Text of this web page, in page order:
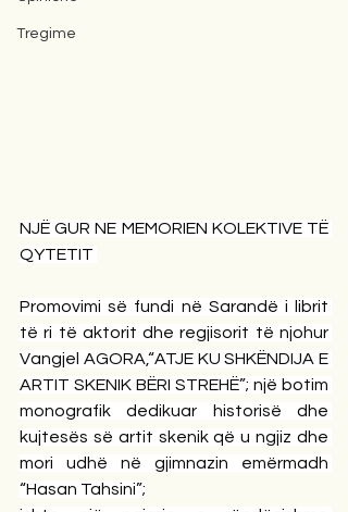
Tregime
NJË GUR NE MEMORIEN KOLEKTIVE TË
QYTETIT
Promovimi së fundi në Sarandë i librit
të ri të aktorit dhe regjisorit të njohur
Vangjel AGORA,“ATJE KU SHKËNDIJA E
ARTIT SKENIK BËRI STREHË”; një botim
monografik dedikuar historisë dhe
kujtesës së artit skenik që u ngjiz dhe
mori udhë në gjimnazin emërmadh
“Hasan Tahsini”;